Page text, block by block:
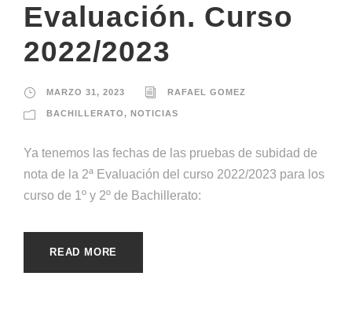
Evaluación. Curso
2022/2023
MARZO 31, 2023 RAFAEL GOMEZ
BACHILLERATO, NOTICIAS
Ya tenemos las fechas de las pruebas de subidad de
nota de la 2ª Evaluación del curso 2022/2023 para los
curso de 1º y 2º de Bachillerato:
READ MORE